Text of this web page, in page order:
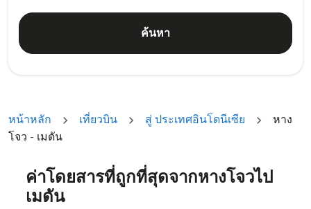
ค้นหา
หน้าหลัก เที่ยวบิน สู่ ประเทศอินโดนีเซีย
หาง
โจว - เมดัน
ค่าโดยสารที่ถูกที่สุดจากหางโจวไป
เมดัน
ลองอัปเดตเส้นทางของคุณ (ต้นทางและ/หรือปลายทาง) หรื